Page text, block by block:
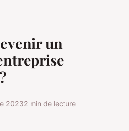
un
20232 min de lecture